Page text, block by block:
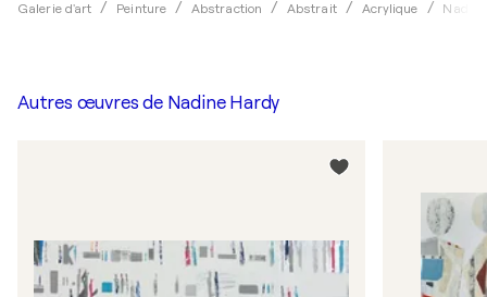
Galerie d'art Peinture Abstraction Abstrait Acrylique
Autres œuvres de Nadine Hardy